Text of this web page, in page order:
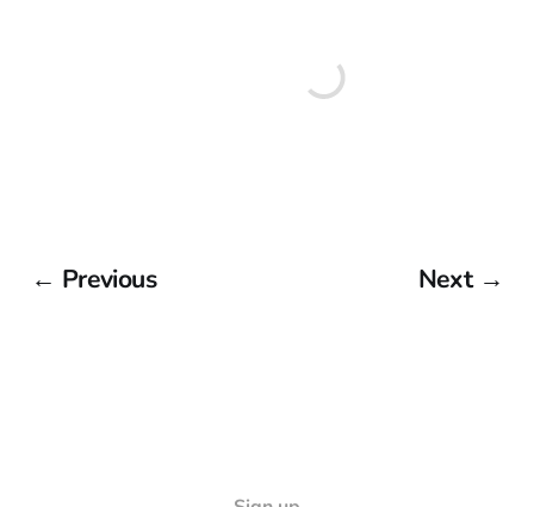
← Previous Next →